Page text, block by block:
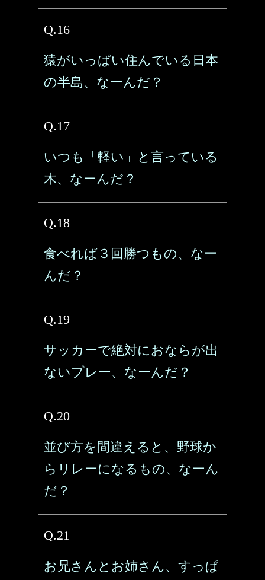
Q.16
猿がいっぱい住んでいる日本
の半島、なーんだ？
Q.17
いつも「軽い」と言っている
木、なーんだ？
Q.18
食べれば３回勝つもの、なー
んだ？
Q.19
サッカーで絶対におならが出
ないプレー、なーんだ？
Q.20
並び方を間違えると、野球か
らリレーになるもの、なーん
だ？
Q.21
お兄さんとお姉さん、すっぱ